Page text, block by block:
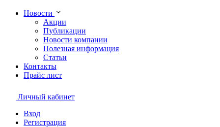
Новости
Акции
Публикации
Новости компании
Полезная информация
Статьи
Контакты
Прайс лист
Личный кабинет
Вход
Регистрация